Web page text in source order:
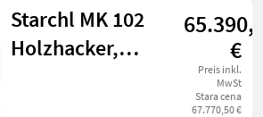
Starchl MK 102
Holzhacker,
€
Preis inkl.
MwSt
Stara cena
67.770,50 €